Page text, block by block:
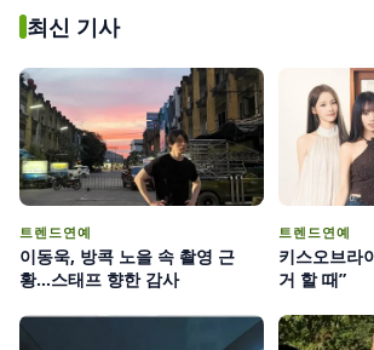
최신 기사
트렌드연예
이동욱, 방콕 노을 속 촬영 근
황…스태프 향한 감사
트렌드연예
키스오브라
거 할 때”